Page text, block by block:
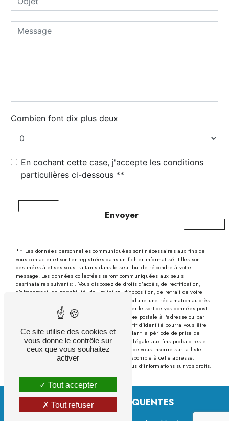
Combien font dix plus deux
En cochant cette case, j'accepte les conditions
particulières ci-dessous **
Envoyer
** Les données personnelles communiquées sont nécessaires aux fins de
vous contacter et sont enregistrées dans un fichier informatisé. Elles sont
destinées à et ses sous-traitants dans le seul but de répondre à votre
message. Les données collectées seront communiquées aux seuls
destinataires suivants: . Vous disposez de droits d’accès, de rectification,
d’effacement, de portabilité, de limitation, d’opposition, de retrait de votre
consentement à tout moment et du droit d’introduire une réclamation auprès
d’une autorité de contrôle, ainsi que d’organiser le sort de vos données post-
mortem. Vous pouvez exercer ces droits par voie postale à l'adresse ou par
courrier électronique à l'adresse . Un justificatif d'identité pourra vous être
demandé. Nous conservons vos données pendant la période de prise de
contact puis pendant la durée de prescription légale aux fins probatoires et
de gestion des contentieux. Vous avez le droit de vous inscrire sur la liste
d'opposition au démarchage téléphonique, disponible à cette adresse:
. Consultez le site cnil.fr pour plus d’informations sur vos droits.
RECHERCHES FRÉQUENTES
Ce site utilise des cookies et
vous donne le contrôle sur
ceux que vous souhaitez
activer
Tout accepter
Tout refuser